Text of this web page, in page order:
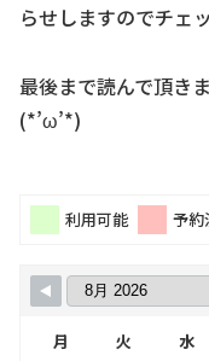
らせしますのでチェ
最後まで読んで頂き
(*’ω’*)
利用可能 予約
月 火 水